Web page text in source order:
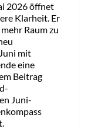
2026 öffnet
Klarheit. Er
Raum zu
mit
eine
Beitrag
Juni-